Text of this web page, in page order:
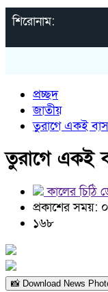
শিরোনাম:
প্রচ্ছদ
জাতীয়
তুরাগে একই
তুরাগে একই
কালের চিঠি
প্রকাশের সময়:
১৬৮
📸 Download News